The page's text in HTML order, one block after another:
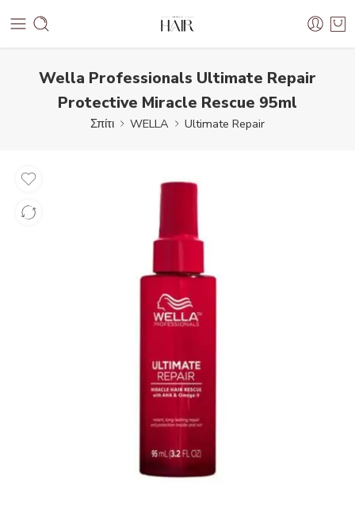
Wella Professionals Ultimate Repair
Protective Miracle Rescue 95ml
Σπίτι WELLA Ultimate Repair